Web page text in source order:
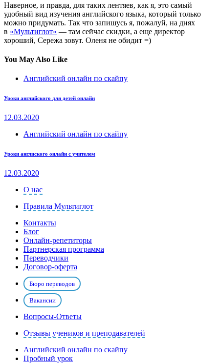
Наверное, и правда, для таких лентяев, как я, это самый
удобный вид изучения английского языка, который только
можно придумать. Так что запишусь я, пожалуй, на днях
в «Мультиглот» — там сейчас скидки, а еще директор
хороший, Сережа зовут. Оленя не обидит =)
You May Also Like
Английский онлайн по скайпу
Уроки английского для детей онлайн
12.03.2020
Английский онлайн по скайпу
Уроки англиского онлайн с учителем
12.03.2020
О нас
Правила Мультиглот
Контакты
Блог
Онлайн-репетиторы
Партнерская программа
Переводчики
Договор-оферта
Бюро переводов
Вакансии
Вопросы-Ответы
Отзывы учеников и преподавателей
Английский онлайн по скайпу
Пробный урок